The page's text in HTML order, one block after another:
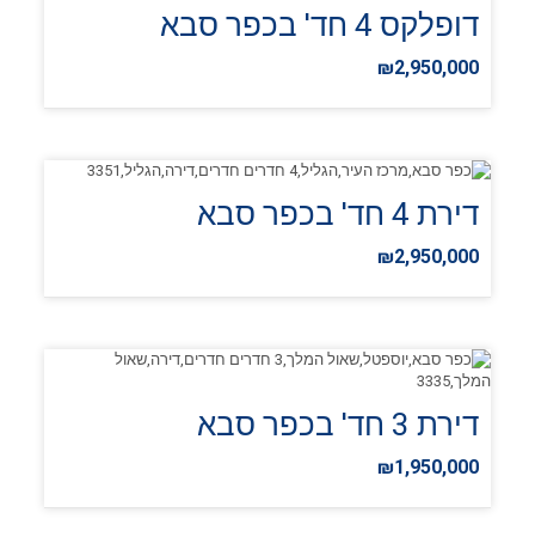
דופלקס 4 חד' בכפר סבא
₪2,950,000
דירת 4 חד' בכפר סבא
₪2,950,000
דירת 3 חד' בכפר סבא
₪1,950,000